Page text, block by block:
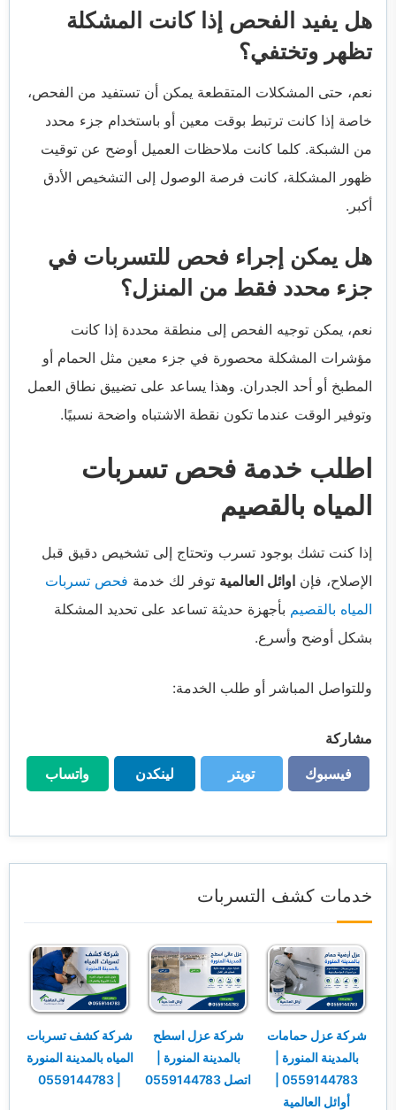
هل يفيد الفحص إذا كانت المشكلة
تظهر وتختفي؟
نعم، حتى المشكلات المتقطعة يمكن أن تستفيد من الفحص،
خاصة إذا كانت ترتبط بوقت معين أو باستخدام جزء محدد
من الشبكة. كلما كانت ملاحظات العميل أوضح عن توقيت
ظهور المشكلة، كانت فرصة الوصول إلى التشخيص الأدق
أكبر.
هل يمكن إجراء فحص للتسربات في
جزء محدد فقط من المنزل؟
نعم، يمكن توجيه الفحص إلى منطقة محددة إذا كانت
مؤشرات المشكلة محصورة في جزء معين مثل الحمام أو
المطبخ أو أحد الجدران. وهذا يساعد على تضييق نطاق العمل
وتوفير الوقت عندما تكون نقطة الاشتباه واضحة نسبيًا.
اطلب خدمة فحص تسربات
المياه بالقصيم
إذا كنت تشك بوجود تسرب وتحتاج إلى تشخيص دقيق قبل
الإصلاح، فإن اوائل العالمية توفر لك خدمة فحص تسربات
المياه بالقصيم بأجهزة حديثة تساعد على تحديد المشكلة
بشكل أوضح وأسرع.
وللتواصل المباشر أو طلب الخدمة:
مشاركة
فيسبوك
فيسبوك
تويتر
تويتر
لينكدن
لينكدن
واتساب
واتساب
خدمات كشف التسربات
شركة عزل حمامات
بالمدينة المنورة |
0559144783 |
أوائل العالمية
شركة عزل اسطح
بالمدينة المنورة |
اتصل 0559144783
شركة كشف تسربات
المياه بالمدينة المنورة